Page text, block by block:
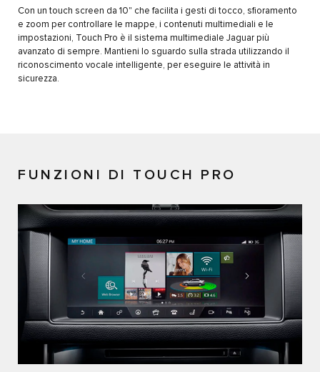
Con un touch screen da 10" che facilita i gesti di tocco, sfioramento
e zoom per controllare le mappe, i contenuti multimediali e le
impostazioni, Touch Pro è il sistema multimediale Jaguar più
avanzato di sempre. Mantieni lo sguardo sulla strada utilizzando il
riconoscimento vocale intelligente, per eseguire le attività in
sicurezza.
FUNZIONI DI TOUCH PRO